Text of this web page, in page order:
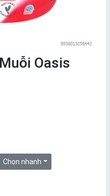
Oasis
Chọn nhanh